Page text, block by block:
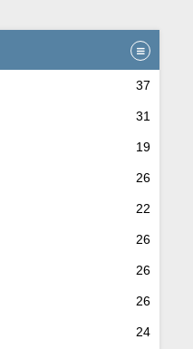
37
31
19
26
22
26
26
26
24